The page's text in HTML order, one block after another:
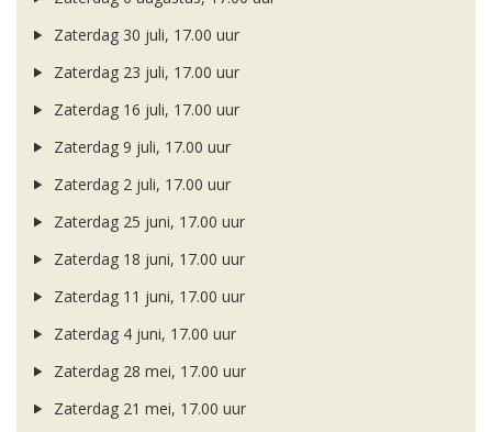
Zaterdag 30 juli, 17.00 uur
Zaterdag 23 juli, 17.00 uur
Zaterdag 16 juli, 17.00 uur
Zaterdag 9 juli, 17.00 uur
Zaterdag 2 juli, 17.00 uur
Zaterdag 25 juni, 17.00 uur
Zaterdag 18 juni, 17.00 uur
Zaterdag 11 juni, 17.00 uur
Zaterdag 4 juni, 17.00 uur
Zaterdag 28 mei, 17.00 uur
Zaterdag 21 mei, 17.00 uur